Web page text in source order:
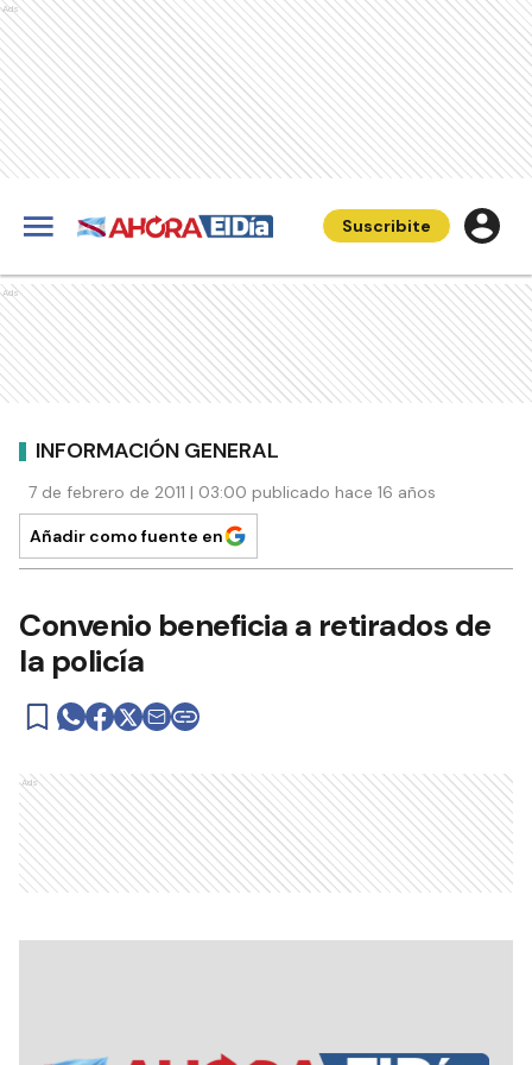
Ads
Suscribite
Ads
INFORMACIÓN GENERAL
7 de febrero de 2011 | 03:00 publicado hace 16 años
Añadir como fuente en
Convenio beneficia a retirados de
la policía
Ads